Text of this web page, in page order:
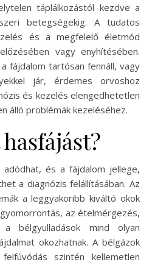
táplálkozástól kezdve a
betegségekig. A tudatos
és a megfelelő életmód
vagy enyhítésében.
fájdalom tartósan fennáll, vagy
jár, érdemes orvoshoz
és kezelés elengedhetetlen
álló problémák kezeléséhez.
és a fájdalom jellege,
a diagnózis felállításában. Az
a leggyakoribb kiváltó okok
az ételmérgezés,
bélgyulladások mind olyan
okozhatnak. A bélgázok
szintén kellemetlen